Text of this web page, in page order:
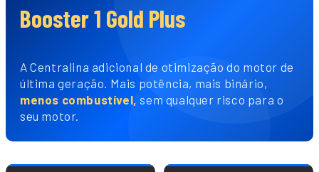
Booster 1 Gold Plus
A Centralina adicional de otimização do motor de
última geração. Mais potência, mais binário,
menos combustível, sem qualquer risco para o
seu motor.